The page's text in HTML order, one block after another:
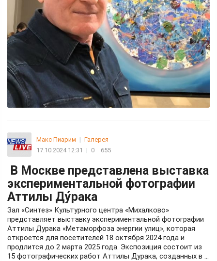
Макс Пиарим | Галерея
17.10.2024 12:31
| 0 655
В Москве представлена выставка
экспериментальной фотографии
Аттилы Ду́рака
Зал «Синтез» Культурного центра «Михалково»
представляет выставку экспериментальной фотографии
Аттилы Дурака «Метаморфоза энергии улиц», которая
откроется для посетителей 18 октября 2024 года и
продлится до 2 марта 2025 года. Экспозиция состоит из
15 фотографических работ Аттилы Дурака, созданных в ...